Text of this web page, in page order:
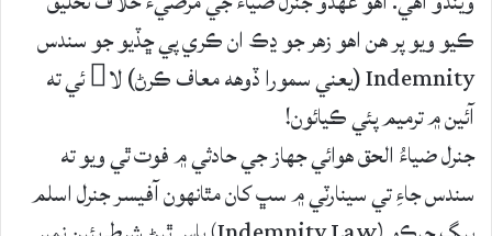
ڪيو ويو پر ھن اھو زھر جو ڍڪ ان ڪري پي ڇڏيو جو سندس
Indemnity (يعني سمورا ڏوھه معاف ڪرڻ) لا ئي ته
آئين ۾ ترميم پئي ڪيائون!
جنرل ضياءُ الحق ھوائي جھاز جي حادثي ۾ فوت ٿي ويو ته
سندس جاءِ تي سينارٽي ۾ سڀ کان مٿانهون آفيسر جنرل اسلم